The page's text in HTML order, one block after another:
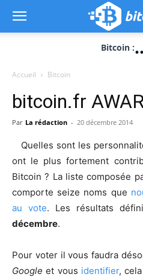
Bitcoin :
Accueil Bitcoin
bitcoin.fr
Par La rédaction - 20 décembre 2014
Quelles sont les
ont le plus fortement
Bitcoin ? La liste composée
comporte seize noms que
au vote. Les résultats
décembre.
Pour voter il vous faudra
Google et vous identifier,